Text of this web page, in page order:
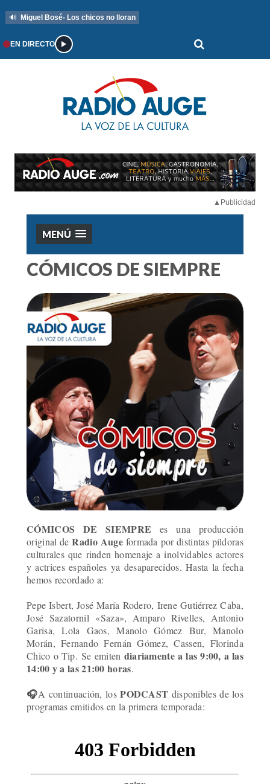
🔊 Miguel Bosé- Los chicos no lloran
EN DIRECTO
▲Publicidad
MENÚ
CÓMICOS DE SIEMPRE
CÓMICOS DE SIEMPRE
es una producción
original deRadio Augeformada por distintas píldoras
culturales que rinden homenaje a inolvidables actores
y actrices españoles ya desaparecidos. Hasta la fecha
hemos recordado a:
Pepe Isbert, José María Rodero, Irene Gutiérrez Caba,
José Sazatornil «Saza», Amparo Rivelles, Antonio
Garisa, Lola Gaos, Manolo Gómez Bur, Manolo
Morán, Fernando Fernán Gómez, Cassen, Florinda
Chico o Tip.Se emiten diariamente a las 9:00, a las
14:00 y a las 21:00 horas.
🎧A continuación, losPODCAST disponibles de los
programas emitidos en la primera temporada: